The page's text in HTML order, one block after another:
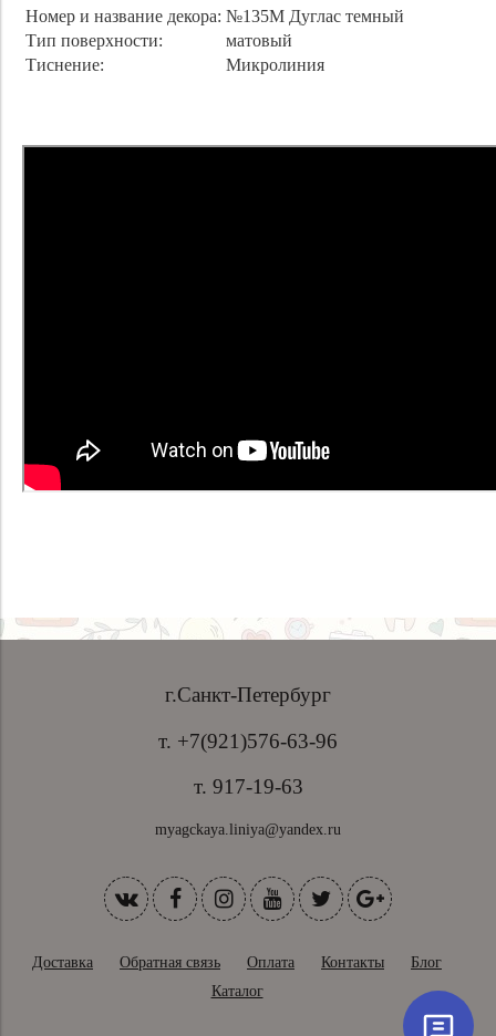
Номер и название декора: №135М Дуглас темный
Тип поверхности:
матовый
Тиснение:
Микролиния
г.Санкт-Петербург
т. +7(921)576-63-96
т. 917-19-63
myagckaya.liniya@yandex.ru
Доставка Обратная связь Оплата Контакты
Блог
Каталог